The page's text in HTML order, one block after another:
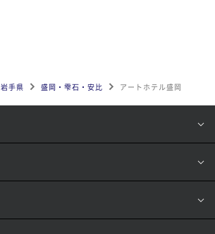
岩手県 盛岡・雫石・安比 アートホテル盛岡